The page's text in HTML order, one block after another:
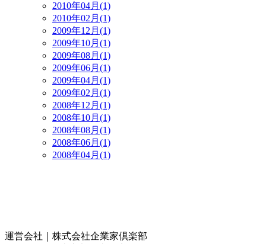
2010年04月(1)
2010年02月(1)
2009年12月(1)
2009年10月(1)
2009年08月(1)
2009年06月(1)
2009年04月(1)
2009年02月(1)
2008年12月(1)
2008年10月(1)
2008年08月(1)
2008年06月(1)
2008年04月(1)
運営会社｜ 株式会社企業家倶楽部